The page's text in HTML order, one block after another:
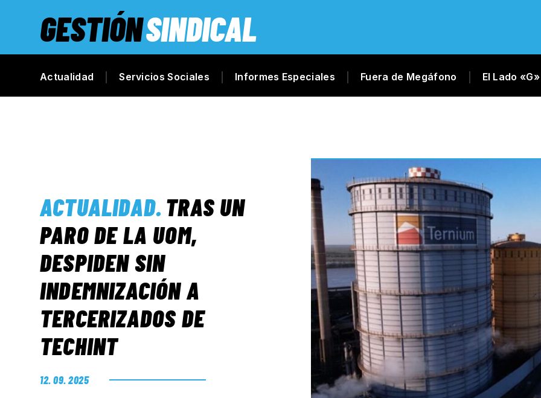
GESTIÓNSINDICAL
Actualidad Servicios Sociales Informes Especiales Fuera de Megáfono El Lado «G»
ACTUALIDAD. TRAS UN
PARO DE LA UOM,
DESPIDEN SIN
INDEMNIZACIÓN A
TERCERIZADOS DE
TECHINT
12. 09. 2025